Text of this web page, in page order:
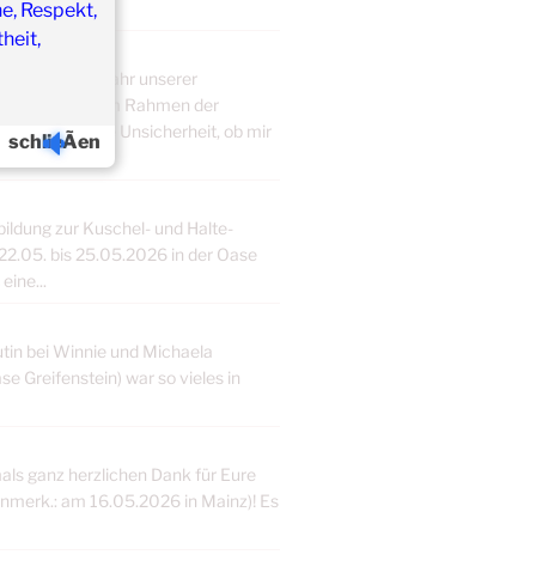
in dem Jahr unserer
[Anmerk.: im Rahmen der
Die große Unsicherheit, ob mir
zur Kuschel- und Halte-
bis 25.05.2026 in der Oase
bei Winnie und Michaela
Greifenstein) war so vieles in
ganz herzlichen Dank für Eure
am 16.05.2026 in Mainz)! Es
schlieÃen
Respekt,